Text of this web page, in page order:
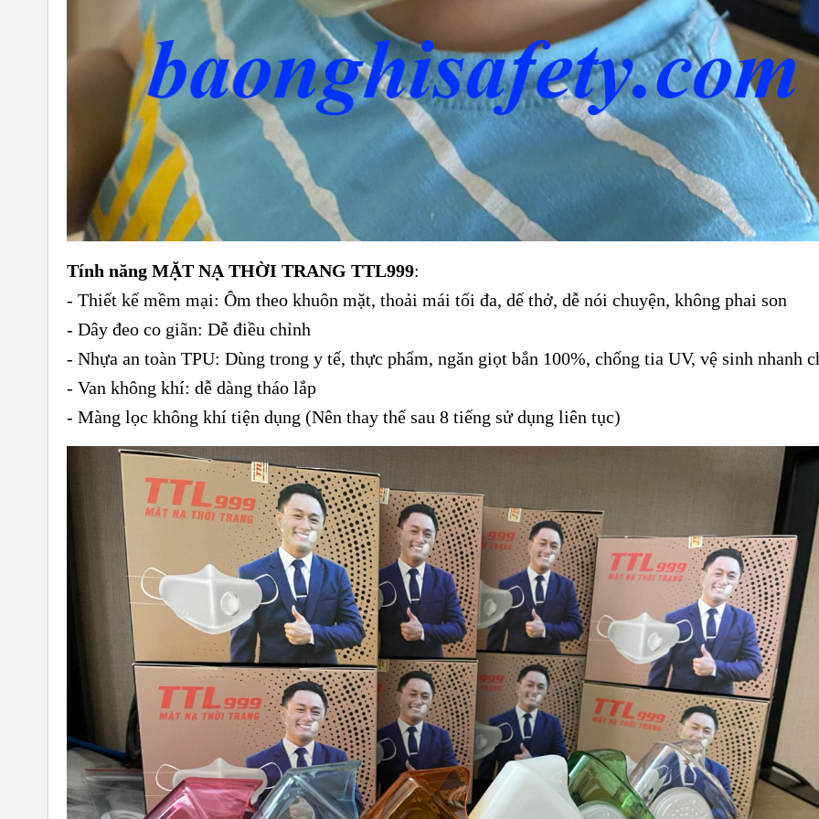
Tính năng MẶT NẠ THỜI TRANG TTL999:
- Thiết kế mềm mại: Ôm theo khuôn mặt, thoải mái tối đa, dế thở, dễ nói chuyện, không phai son
- Dây đeo co giãn: Dễ điều chỉnh
- Nhựa an toàn TPU: Dùng trong y tế, thực phẩm, ngăn giọt bắn 100%, chống tia UV, vệ sinh nhanh
- Van không khí: dễ dàng tháo lắp
- Màng lọc không khí tiện dụng (Nên thay thế sau 8 tiếng sử dụng liên tục)